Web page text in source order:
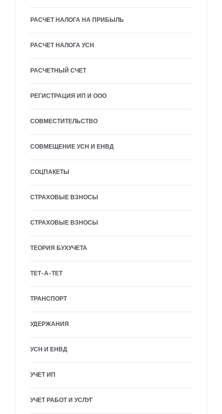
РАСЧЕТ НАЛОГА НА ПРИБЫЛЬ
РАСЧЕТ НАЛОГА УСН
РАСЧЕТНЫЙ СЧЕТ
РЕГИСТРАЦИЯ ИП И ООО
СОВМЕСТИТЕЛЬСТВО
СОВМЕЩЕНИЕ УСН И ЕНВД
СОЦПАКЕТЫ
СТРАХОВЫЕ ВЗНОСЫ
СТРАХОВЫЕ ВЗНОСЫ
ТЕОРИЯ БУХУЧЕТА
ТЕТ-А-ТЕТ
ТРАНСПОРТ
УДЕРЖАНИЯ
УСН И ЕНВД
УЧЕТ ИП
УЧЕТ РАБОТ И УСЛУГ